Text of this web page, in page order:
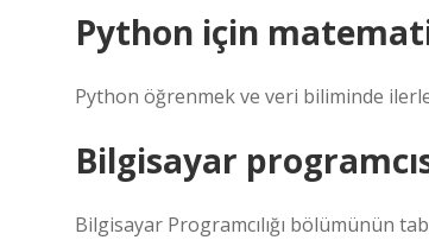
Python için
Python öğrenmek ve veri biliminde
Bilgisayar
Bilgisayar Programcılığı bölümünün